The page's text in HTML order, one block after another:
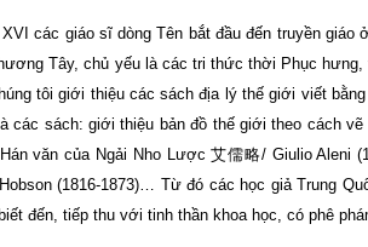
các giáo sĩ dòng Tên bắt đầu đến truyền giáo
Tây, chủ yếu là các tri thức thời Phục
tôi giới thiệu các sách địa lý thế giới viết
các sách: giới thiệu bản đồ thế giới theo cách
văn của Ngải Nho Lược 艾儒略/ Giulio Aleni
(1816-1873)… Từ đó các học giả Trung
đến, tiếp thu với tinh thần khoa học, có phê